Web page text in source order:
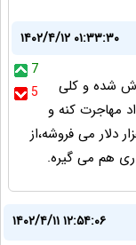
۱۴۰۲/۴/۱۲ ۰۱:۳۳:۳۰
7
5
شده و کلی
مهاجرت کنه و
دلار می فروشه،از
هم می گیره.
۱۴۰۲/۴/۱۱ ۱۲:۵۴:۰۶